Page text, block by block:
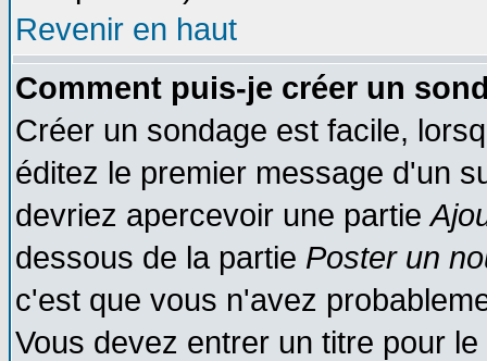
Revenir en haut
Comment puis-je créer un
Créer un sondage est facile,
éditez le premier message d'un
devriez apercevoir une partie
dessous de la partie Poster un
c'est que vous n'avez
Vous devez entrer un titre pour